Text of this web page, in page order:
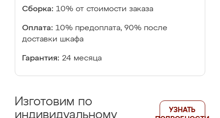
Сборка: 10% от стоимости заказа
Оплата: 10% предоплата, 90% после
доставки шкафа
Гарантия: 24 месяца
Изготовим по
индивидуальному
УЗНАТЬ